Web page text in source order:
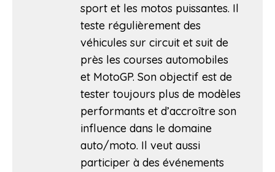
sport et les motos puissantes. Il
teste régulièrement des
véhicules sur circuit et suit de
près les courses automobiles
et MotoGP. Son objectif est de
tester toujours plus de modèles
performants et d’accroître son
influence dans le domaine
auto/moto. Il veut aussi
participer à des événements